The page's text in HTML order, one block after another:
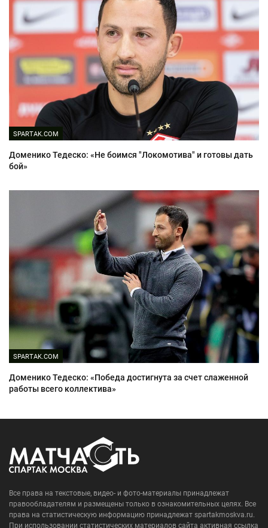
SPARTAK.COM
Доменико Тедеско: «Не боимся "Локомотива" и готовы дать
бой»
SPARTAK.COM
Доменико Тедеско: «Победа достигнута за счет слаженной
работы всего коллектива»
Все права на текстовые, видео- и фото-материалы принадлежат
правообладателям и размещены только в ознакомительных целях. Все
права на статистическую информацию принадлежат spartakmoskva.ru.
При использовании статистических материалов сайта активная ссылка